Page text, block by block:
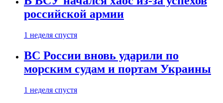
российской армии
1 неделя спустя
ВС России вновь ударили по
морским судам и портам Украины
1 неделя спустя